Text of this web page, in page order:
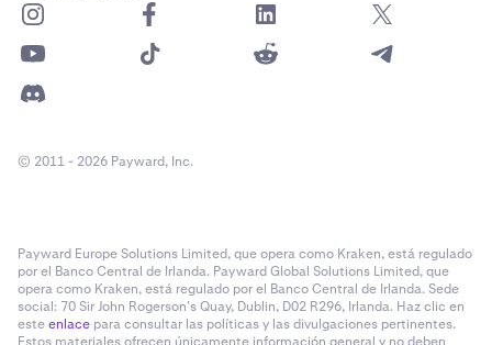
© 2011 - 2026 Payward, Inc.
Payward Europe Solutions Limited, que opera como Kraken, está regulado
por el Banco Central de Irlanda. Payward Global Solutions Limited, que
opera como Kraken, está regulado por el Banco Central de Irlanda. Sede
social: 70 Sir John Rogerson’s Quay, Dublin, D02 R296, Irlanda. Haz clic en
esteenlace para consultar las políticas y las divulgaciones pertinentes.